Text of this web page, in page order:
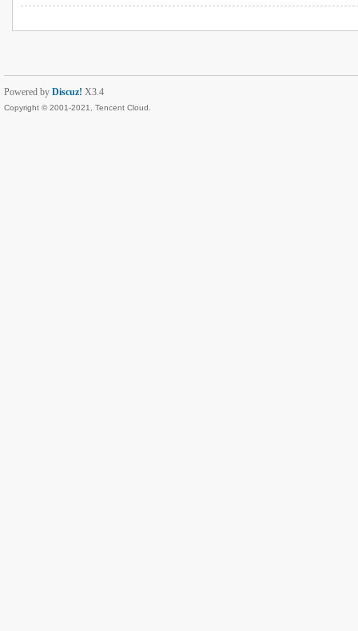
Powered by Discuz! X3.4
Copyright © 2001-2021, Tencent Cloud.